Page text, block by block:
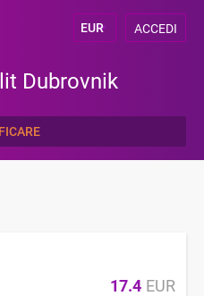
ACCEDI
Dubrovnik
17.4 EUR